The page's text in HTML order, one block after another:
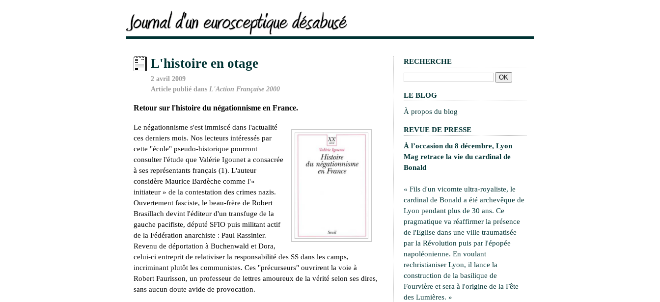
RECHERCHE
LE BLOG
À propos du blog
REVUE DE PRESSE
À l’occasion du 8 décembre, Lyon
Mag retrace la vie du cardinal de
Bonald
« Fils d'un vicomte ultra-royaliste, le
cardinal de Bonald a été archevêque de
Lyon pendant plus de 30 ans. Ce
pragmatique va réaffirmer la présence
de l'Eglise dans une ville traumatisée
par la Révolution puis par l'épopée
napoléonienne. En voulant
rechristianiser Lyon, il lance la
construction de la basilique de
Fourvière et sera à l'origine de la Fête
des Lumières. »
L'histoire en otage
2 avril 2009
Article publié dans L'Action Française 2000
Retour sur l'histoire du négationnisme en France.
Le négationnisme s'est immiscé dans l'actualité
ces derniers mois. Nos lecteurs intéressés par
cette "école" pseudo-historique pourront
consulter l'étude que Valérie Igounet a consacrée
à ses représentants français (1). L'auteur
considère Maurice Bardèche comme l'«
initiateur » de la contestation des crimes nazis.
Ouvertement fasciste, le beau-frère de Robert
Brasillach devint l'éditeur d'un transfuge de la
gauche pacifiste, député SFIO puis militant actif
de la Fédération anarchiste : Paul Rassinier.
Revenu de déportation à Buchenwald et Dora,
celui-ci entreprit de relativiser la responsabilité des SS dans les camps,
incriminant plutôt les communistes. Ces "précurseurs" ouvrirent la voie à
Robert Faurisson, un professeur de lettres amoureux de la vérité selon ses dires,
sans aucun doute avide de provocation.